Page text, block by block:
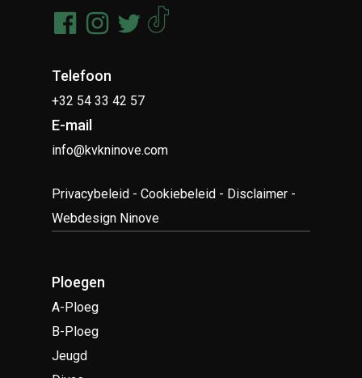
Telefoon
+32 54 33 42 57
E-mail
info@kvkninove.com
Privacybeleid -Cookiebeleid - Disclaimer -
Webdesign Ninove
Ploegen
A-Ploeg
B-Ploeg
Jeugd